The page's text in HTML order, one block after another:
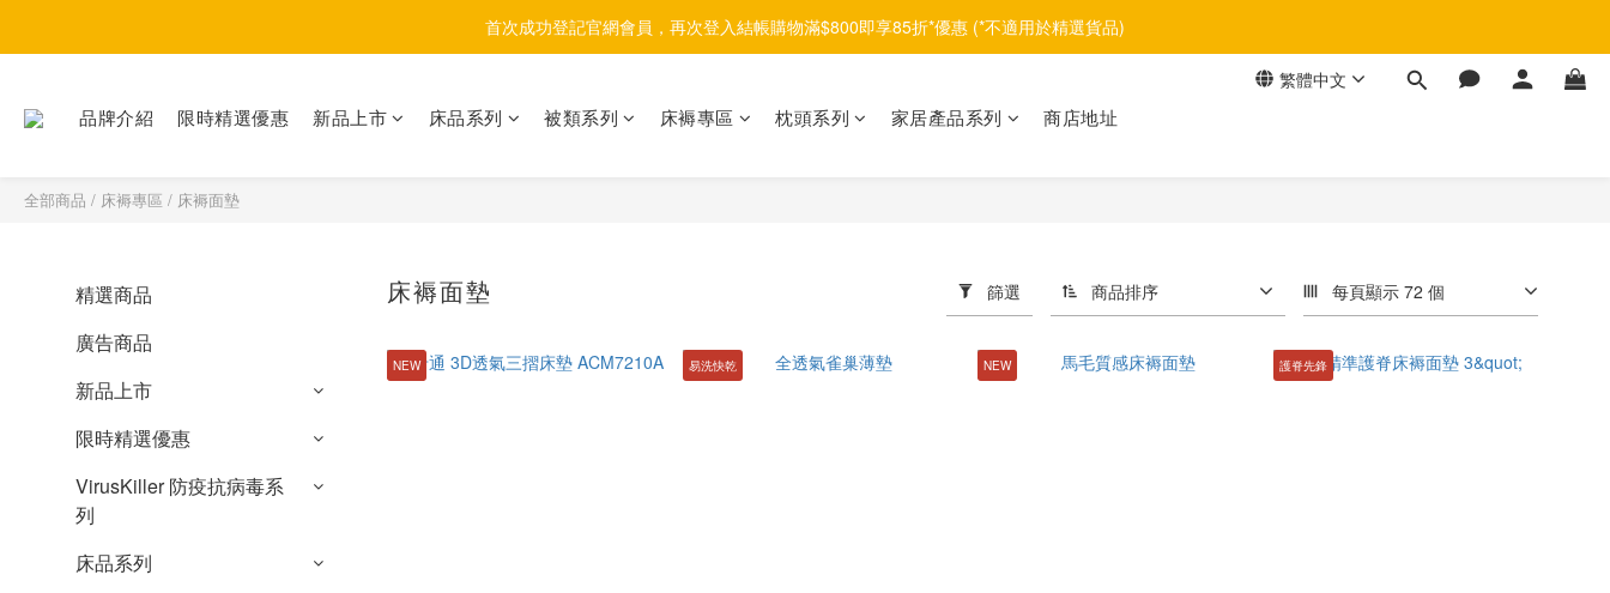
首次成功登記官網會員，再次登入結帳購物滿$800即享85折*優惠 (*不適用於精選貨品)
繁體中文
品牌介紹 限時精選優惠 新品上市 床品系列 被類系列 床褥專區 枕頭系列 家居產品系列 商店地址
全部商品 / 床褥專區 / 床褥面墊
精選商品
廣告商品
新品上市
限時精選優惠
VirusKiller 防疫抗病毒系
列
床品系列
床褥面墊 篩選 商品排序 每頁顯示 72 個
NEW 易洗快乾 NEW 護脊先鋒